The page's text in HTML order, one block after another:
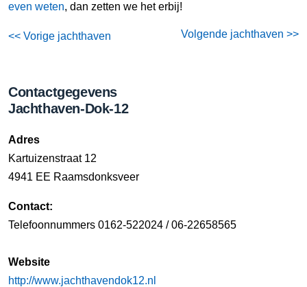
even weten, dan zetten we het erbij!
<< Vorige jachthaven Volgende jachthaven >>
Contactgegevens
Jachthaven-Dok-12
Adres
Kartuizenstraat 12
4941 EE Raamsdonksveer
Contact:
Telefoonnummers 0162-522024 / 06-22658565
Website
http://www.jachthavendok12.nl